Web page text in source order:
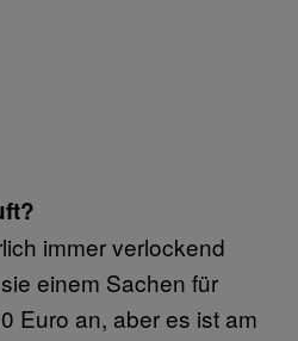
immer verlockend
einem Sachen für
Euro an, aber es ist am